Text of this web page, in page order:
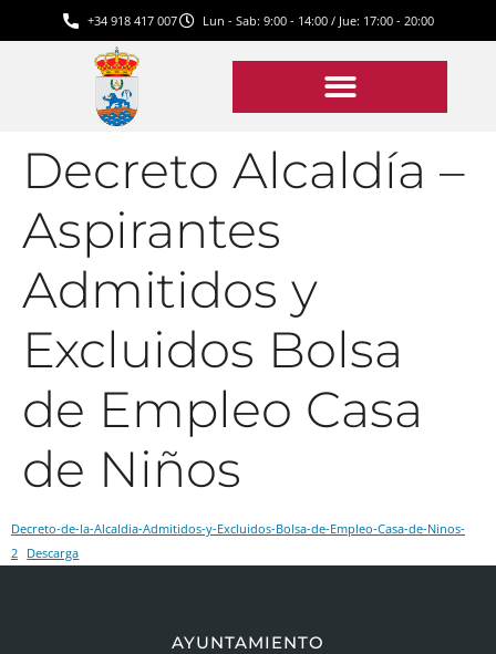
+34 918 417 007 Lun - Sab: 9:00 - 14:00 / Jue: 17:00 - 20:00
Decreto Alcaldía –
Aspirantes
Admitidos y
Excluidos Bolsa
de Empleo Casa
de Niños
Decreto-de-la-Alcaldia-Admitidos-y-Excluidos-Bolsa-de-Empleo-Casa-de-Ninos-
2 Descarga
AYUNTAMIENTO